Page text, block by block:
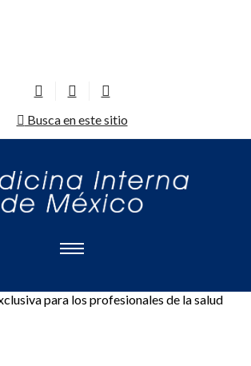
Busca en este sitio
para los profesionales de la salud